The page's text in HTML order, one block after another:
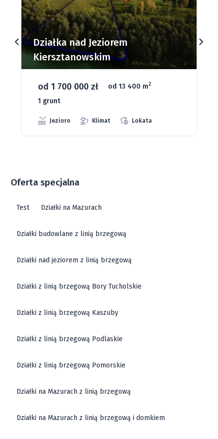
Działki budowlane nad Jeziorem
Dąbrowa Mała
od 93 280 zł od 1075 m 2 66 grunt
Oferta specjalna
Test Działki na Mazurach
Działki budowlane z linią brzegową
Działki nad jeziorem z linią brzegową
Działki z linią brzegową Bory Tucholskie
Działki z linią brzegową Kaszuby
Działki z linią brzegową Podlaskie
Działki z linią brzegową Pomorskie
Działki na Mazurach z linią brzegową
Działki na Mazurach z linią brzegową i domkiem